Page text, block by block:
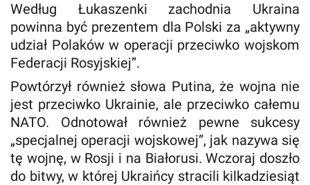
Według Łukaszenki zachodnia Ukraina
powinna być prezentem dla Polski za „aktywny
udział Polaków w operacji przeciwko wojskom
Federacji Rosyjskiej”.
Powtórzył również słowa Putina, że wojna nie
jest przeciwko Ukrainie, ale przeciwko całemu
NATO. Odnotował również pewne sukcesy
„specjalnej operacji wojskowej”, jak nazywa się
tę wojnę, w Rosji i na Białorusi. Wczoraj doszło
do bitwy, w której Ukraińcy stracili kilkadziesiąt